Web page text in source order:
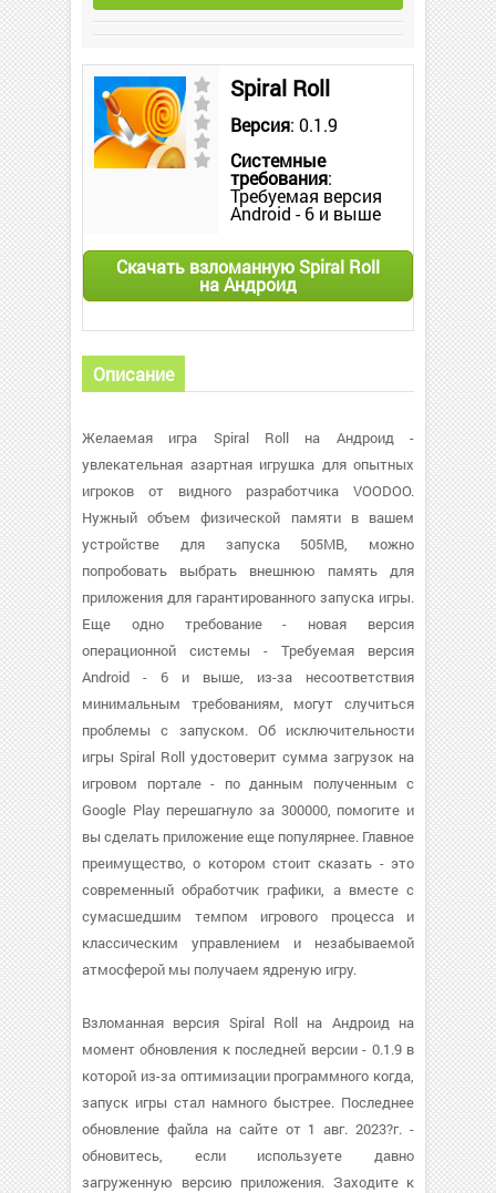
Spiral Roll
Версия: 0.1.9
Системные
требования:
Требуемая версия
Android - 6 и выше
Скачать взломанную Spiral Roll
на Андроид
Описание
Желаемая игра Spiral Roll на Андроид -
увлекательная азартная игрушка для опытных
игроков от видного разработчика VOODOO.
Нужный объем физической памяти в вашем
устройстве для запуска 505MB, можно
попробовать выбрать внешнюю память для
приложения для гарантированного запуска игры.
Еще одно требование - новая версия
операционной системы - Требуемая версия
Android - 6 и выше, из-за несоответствия
минимальным требованиям, могут случиться
проблемы с запуском. Об исключительности
игры Spiral Roll удостоверит сумма загрузок на
игровом портале - по данным полученным с
Google Play перешагнуло за 300000, помогите и
вы сделать приложение еще популярнее. Главное
преимущество, о котором стоит сказать - это
современный обработчик графики, а вместе с
сумасшедшим темпом игрового процесса и
классическим управлением и незабываемой
атмосферой мы получаем ядреную игру.
Взломанная версия Spiral Roll на Андроид на
момент обновления к последней версии - 0.1.9 в
которой из-за оптимизации программного когда,
запуск игры стал намного быстрее. Последнее
обновление файла на сайте от 1 авг. 2023?г. -
обновитесь, если используете давно
загруженную версию приложения. Заходите к